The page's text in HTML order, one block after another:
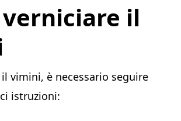
verniciare il
vimini, è necessario seguire
istruzioni: